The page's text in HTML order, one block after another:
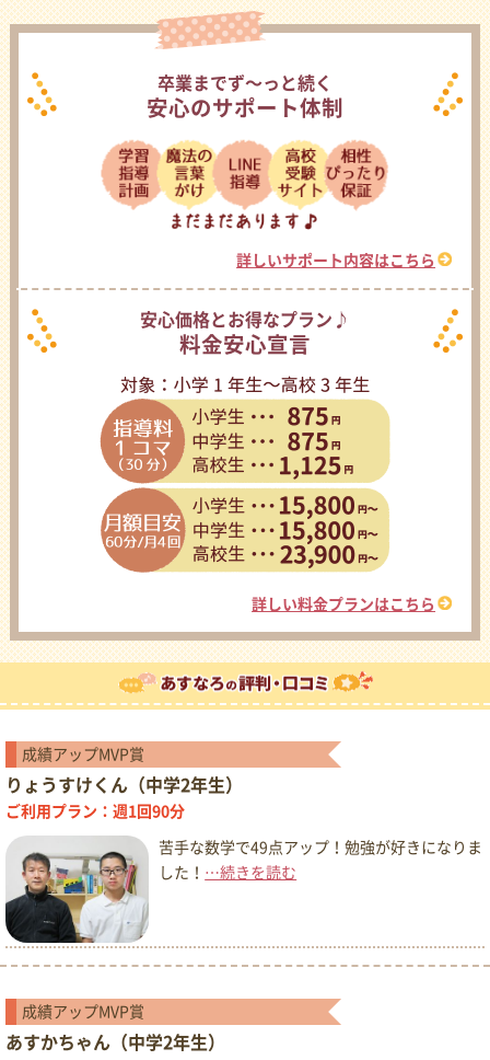
卒業までず〜っと続く
安心のサポート体制
詳しいサポート内容はこちら
安心価格とお得なプラン♪
料金安心宣言
詳しい料金プランはこちら
成績アップMVP賞
りょうすけくん（中学2年生）
ご利用プラン：週1回90分
苦手な数学で49点アップ！勉強が好きになりま
した！ …続きを読む
成績アップMVP賞
あすかちゃん（中学2年生）